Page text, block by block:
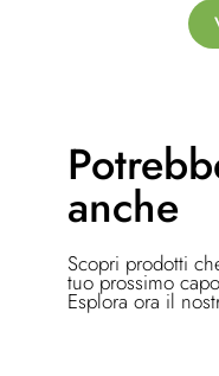
anche
Scopri prodotti
tuo prossimo
Esplora ora il